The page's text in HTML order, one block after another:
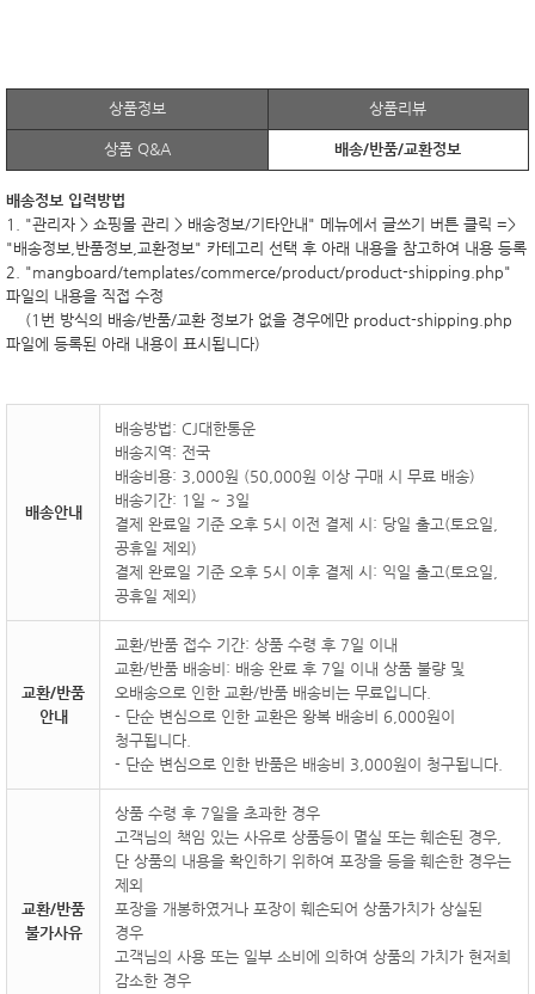
상품정보 상품리뷰
상품 Q&A 배송/반품/교환정보
배송정보 입력방법
1. "관리자 > 쇼핑몰 관리 > 배송정보/기타안내" 메뉴에서 글쓰기 버튼 클릭 =>
"배송정보,반품정보,교환정보" 카테고리 선택 후 아래 내용을 참고하여 내용 등록
2. "mangboard/templates/commerce/product/product-shipping.php"
파일의 내용을 직접 수정
(1번 방식의 배송/반품/교환 정보가 없을 경우에만 product-shipping.php
파일에 등록된 아래 내용이 표시됩니다)
배송안내
배송방법: CJ대한통운
배송지역: 전국
배송비용: 3,000원 (50,000원 이상 구매 시 무료 배송)
배송기간: 1일 ~ 3일
결제 완료일 기준 오후 5시 이전 결제 시: 당일 출고(토요일,
공휴일 제외)
결제 완료일 기준 오후 5시 이후 결제 시: 익일 출고(토요일,
공휴일 제외)
교환/반품
안내
교환/반품 접수 기간: 상품 수령 후 7일 이내
교환/반품 배송비: 배송 완료 후 7일 이내 상품 불량 및
오배송으로 인한 교환/반품 배송비는 무료입니다.
- 단순 변심으로 인한 교환은 왕복 배송비 6,000원이
청구됩니다.
- 단순 변심으로 인한 반품은 배송비 3,000원이 청구됩니다.
교환/반품
불가사유
상품 수령 후 7일을 초과한 경우
고객님의 책임 있는 사유로 상품등이 멸실 또는 훼손된 경우,
단 상품의 내용을 확인하기 위하여 포장을 등을 훼손한 경우는
제외
포장을 개봉하였거나 포장이 훼손되어 상품가치가 상실된
경우
고객님의 사용 또는 일부 소비에 의하여 상품의 가치가 현저희
감소한 경우